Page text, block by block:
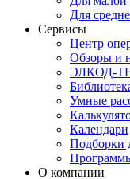
Для
Сервисы
Центр
Обзоры и
ЭЛКОД-
Умные
Календари
Подборки
О компании